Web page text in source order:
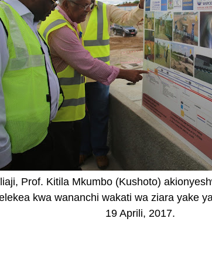
Prof. Kitila Mkumbo (Kushoto)
kwa wananchi wakati wa ziara yake
19 Aprili, 2017.